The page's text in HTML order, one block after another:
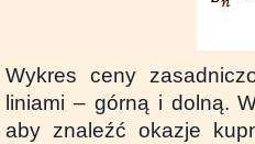
Wykres ceny
liniami – górną i dolną.
aby znaleźć okazje